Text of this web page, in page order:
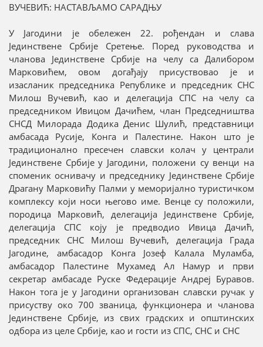
ВУЧЕВИЋ: НАСТАВЉАМО САРАДЊУ
У Јагодини је обележен 22. рођендан и слава
Јединствене Србије Сретење. Поред руководства и
чланова Јединствене Србије на челу са Далибором
Марковићем, овом догађају присуствовао је и
изасланик председника Републике и председник СНС
Милош Вучевић, као и делегација СПС на челу са
председником Ивицом Дачићем, члан Председништва
СНСД Милорада Додика Денис Шулић, представници
амбасада Русије, Конга и Палестине. Након што је
традиционално пресечен славски колач у централи
Јединствене Србије у Јагодини, положени су венци на
споменик оснивачу и председнику Јединствене Србије
Драгану Марковићу Палми у меморијално туристичком
комплексу који носи његово име. Венце су положили,
породица Марковић, делегација Јединствене Србије,
делегација СПС коју је предводио Ивица Дачић,
председник СНС Милош Вучевић, делегација Града
Јагодине, амбасадор Конга Јозеф Калала Муламба,
амбасадор Палестине Мухамед Ал Намур и први
секретар амбасаде Руске Федерације Андреј Буравов.
Након тога је у Јагодини организован славски ручак у
присуству око 700 званица, функционера и чланова
Јединствене Србије, из свих градских и општинских
одбора из целе Србије, као и гости из СПС, СНС и СНС